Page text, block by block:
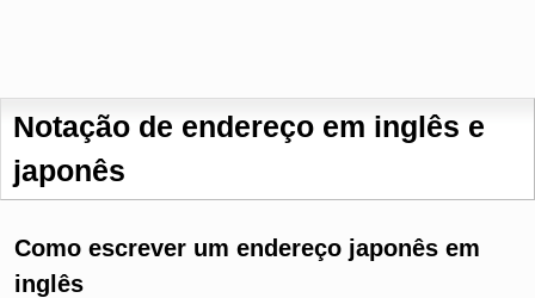
Notação de endereço em inglês e
japonês
Como escrever um endereço japonês em
inglês